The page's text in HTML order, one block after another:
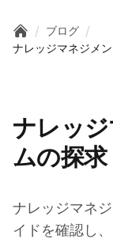
Home
/ ブログ /
ナレッジマネジメ
ナレッ
ムの探
ナレッジマネ
イドを確認し